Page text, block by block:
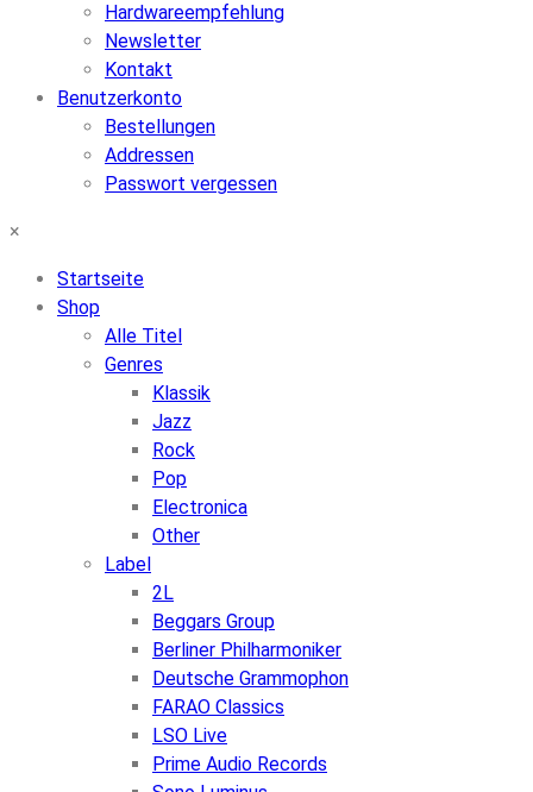
Hardwareempfehlung
Newsletter
Kontakt
Benutzerkonto
Bestellungen
Addressen
Passwort vergessen
×
Startseite
Shop
Alle Titel
Genres
Klassik
Jazz
Rock
Pop
Electronica
Other
Label
2L
Beggars Group
Berliner Philharmoniker
Deutsche Grammophon
FARAO Classics
LSO Live
Prime Audio Records